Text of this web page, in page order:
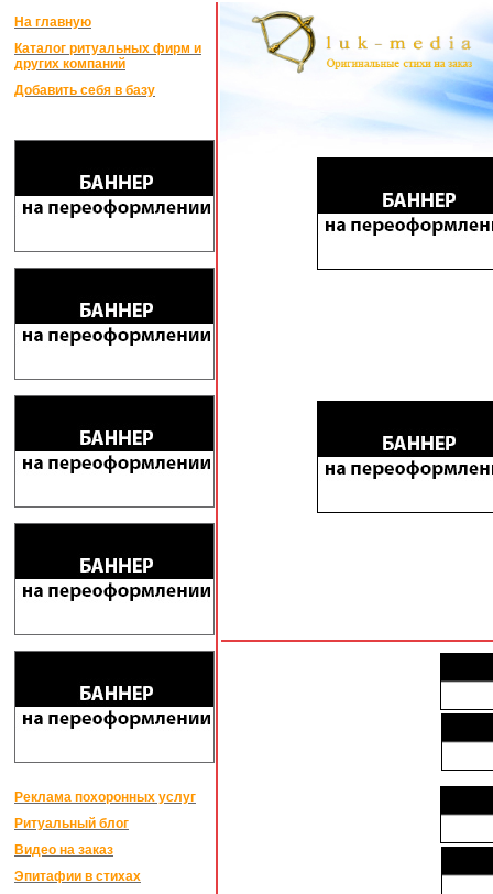
На главную
Каталог ритуальных фирм и
других компаний
Добавить себя в базу
Реклама похоронных услуг
Ритуальный блог
Видео на заказ
Эпитафии в стихах